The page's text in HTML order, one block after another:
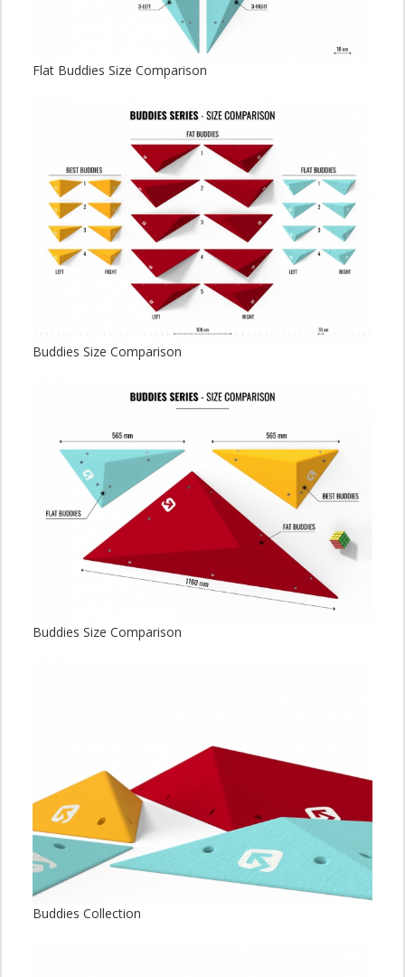
Flat Buddies Size Comparison
Buddies Size Comparison
Buddies Size Comparison
Buddies Collection